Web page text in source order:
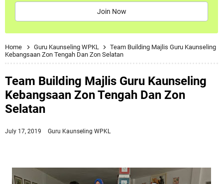
Join Now
Home Guru Kaunseling WPKL
Team Building Majlis Guru Kaunseling
Kebangsaan Zon Tengah Dan Zon Selatan
Team Building Majlis Guru Kaunseling
Kebangsaan Zon Tengah Dan Zon
Selatan
July 17, 2019 Guru Kaunseling WPKL